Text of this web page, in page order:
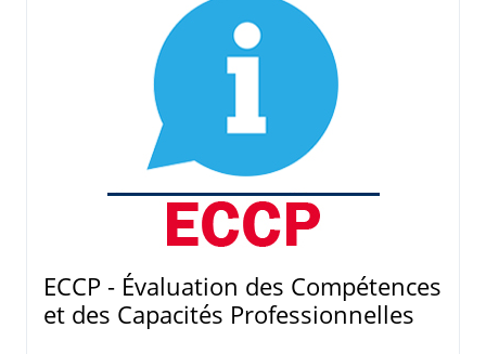
ECCP - Évaluation des Compétences
et des Capacités Professionnelles